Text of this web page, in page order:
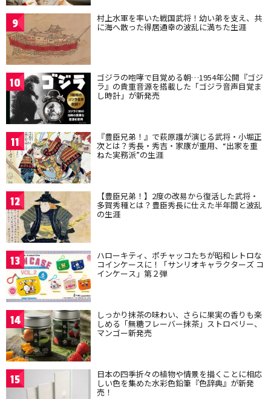
9 村上水軍を率いた戦国武将！幼い弟を支え、共
に海へ散った得居通幸の波乱に満ちた生涯
10 ゴジラの咆哮で目覚める朝…1954年公開『ゴジ
ラ』の貴重音源を搭載した「ゴジラ音声目覚ま
し時計」が新発売
11 『豊臣兄弟！』で萩原護が演じる武将・小堀正
次とは？秀長・秀吉・家康が重用、“出家を重
ねた実務派”の生涯
12 【豊臣兄弟！】2度の改易から復活した武将・
多賀秀種とは？豊臣秀長に仕えた半年間と波乱
の生涯
13 ハローキティ、ポチャッコたちが昭和レトロな
コインケースに！「サンリオキャラクターズ コ
インケース」第２弾
14 しっかり抹茶の味わい、さらに果実の香りも楽
しめる「無糖フレーバー抹茶」ストロベリー、
マンゴー新発売
15 日本の四季折々の植物や情景を描くことに相応
しい色を集めた水彩色鉛筆『色辞典』が新発
売！